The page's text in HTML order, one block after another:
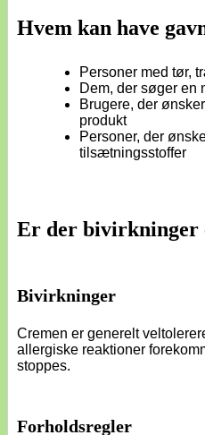
Hvem kan have
Personer med tør,
Dem, der søger en
Brugere, der
produkt
Personer, der
tilsætningsstoffer
Er der bivirkninger
Bivirkninger
Cremen er generelt
allergiske reaktioner
stoppes.
Forholdsregler